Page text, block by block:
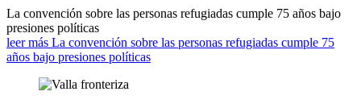
La convención sobre las personas refugiadas cumple 75 años bajo
presiones políticas
leer más La convención sobre las personas refugiadas cumple 75
años bajo presiones políticas